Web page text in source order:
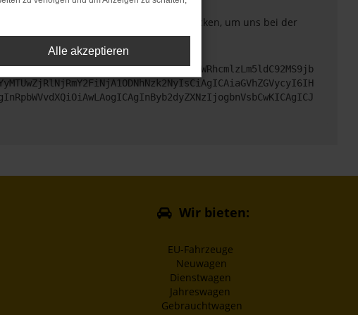
Du kannst uns diesen Text schicken, um uns bei der
Wir bieten:
EU-Fahrzeuge
Neuwagen
Dienstwagen
Jahreswagen
Gebrauchtwagen
Alle akzeptieren